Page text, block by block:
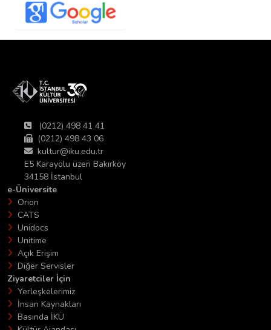
(0212) 498 41 41
(0212) 498 43 06
kultur@iku.edu.tr
E5 Karayolu üzeri Bakırköy
34158 İstanbul
e-Üniversite
Orion
CATS
Unidocs
Unitime
Açık Erişim
Diğer Servisler
Ziyaretciler İçin
Yerleşkelerimiz
İnsan Kaynakları
Basında İKÜ